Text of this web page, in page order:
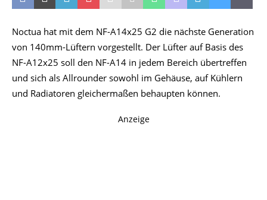
Noctua hat mit dem NF-A14x25 G2 die nächste Generation
von 140mm-Lüftern vorgestellt. Der Lüfter auf Basis des
NF-A12x25 soll den NF-A14 in jedem Bereich übertreffen
und sich als Allrounder sowohl im Gehäuse, auf Kühlern
und Radiatoren gleichermaßen behaupten können.
Anzeige